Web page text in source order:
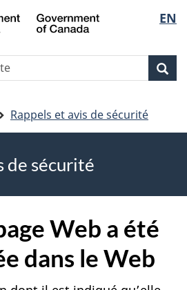
Skip
to
Skip
to
Passer
à
HTML
de
la
EN
Rappels et avis de sécurité
de sécurité
Web a été
dans le Web